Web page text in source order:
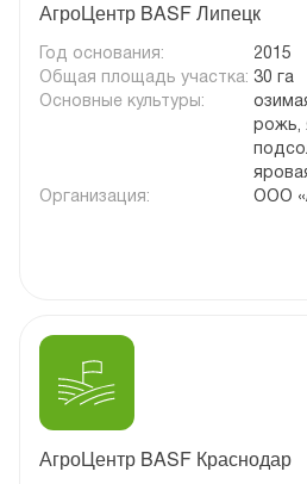
АгроЦентр BASF Липецк
Год основания:
2015
Общая площадь участка: 30 га
Основные культуры:
рожь,
Организация:
ООО
АгроЦентр BASF Краснодар